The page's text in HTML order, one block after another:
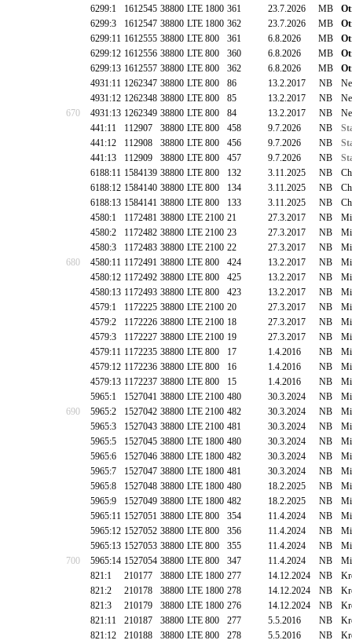
6299:1
1612545 38800 LTE 1800 361 23.7.2026 MB
6299:3
1612547 38800 LTE 1800 362 23.7.2026 MB
6299:11 1612555 38800 LTE 800 361 6.8.2026 MB
6299:12 1612556 38800 LTE 800 360 6.8.2026 MB
6299:13 1612557 38800 LTE 800 362 6.8.2026 MB
4931:11 1262347 38800 LTE 800 86 13.2.2017 NB
4931:12 1262348 38800 LTE 800 85 13.2.2017 NB
670
4931:13 1262349 38800 LTE 800 84 13.2.2017 NB
441:11
112907 38800 LTE 800 458 9.7.2026 NB
441:12
112908 38800 LTE 800 456 9.7.2026 NB
441:13
112909 38800 LTE 800 457 9.7.2026 NB
6188:11 1584139 38800 LTE 800 132 3.11.2025 NB
6188:12 1584140 38800 LTE 800 134 3.11.2025 NB
6188:13 1584141 38800 LTE 800 133 3.11.2025 NB
4580:1
1172481 38800 LTE 2100 21 27.3.2017 NB
4580:2
1172482 38800 LTE 2100 23 27.3.2017 NB
4580:3
1172483 38800 LTE 2100 22 27.3.2017 NB
680
4580:11 1172491 38800 LTE 800 424 13.2.2017 NB
4580:12 1172492 38800 LTE 800 425 13.2.2017 NB
4580:13 1172493 38800 LTE 800 423 13.2.2017 NB
4579:1
1172225 38800 LTE 2100 20 27.3.2017 NB
4579:2
1172226 38800 LTE 2100 18 27.3.2017 NB
4579:3
1172227 38800 LTE 2100 19 27.3.2017 NB
4579:11 1172235 38800 LTE 800 17 1.4.2016 NB
4579:12 1172236 38800 LTE 800 16 1.4.2016 NB
4579:13 1172237 38800 LTE 800 15 1.4.2016 NB
5965:1
1527041 38800 LTE 2100 480 30.3.2024 NB
690
5965:2 1527042 38800 LTE 2100 482 30.3.2024 NB
5965:3
1527043 38800 LTE 2100 481 30.3.2024 NB
5965:5
1527045 38800 LTE 1800 480 30.3.2024 NB
5965:6
1527046 38800 LTE 1800 482 30.3.2024 NB
5965:7
1527047 38800 LTE 1800 481 30.3.2024 NB
5965:8
1527048 38800 LTE 1800 480 18.2.2025 NB
5965:9
1527049 38800 LTE 1800 482 18.2.2025 NB
5965:11 1527051 38800 LTE 800 354 11.4.2024 NB
5965:12 1527052 38800 LTE 800 356 11.4.2024 NB
5965:13 1527053 38800 LTE 800 355 11.4.2024 NB
700
5965:14 1527054 38800 LTE 800 347 11.4.2024 NB
821:1
210177 38800 LTE 1800 277 14.12.2024 NB
821:2
210178 38800 LTE 1800 278 14.12.2024 NB
821:3
210179 38800 LTE 1800 276 14.12.2024 NB
821:11
210187 38800 LTE 800 277 5.5.2016 NB
821:12
210188 38800 LTE 800 278 5.5.2016 NB